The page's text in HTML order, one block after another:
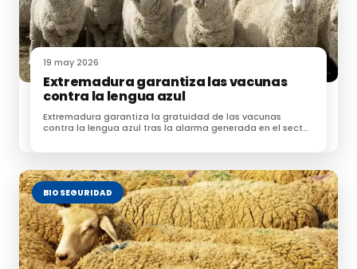
19 may 2026
Extremadura garantiza las vacunas
contra la lengua azul
Extremadura garantiza la gratuidad de las vacunas
contra la lengua azul tras la alarma generada en el sector
BIOSEGURIDAD